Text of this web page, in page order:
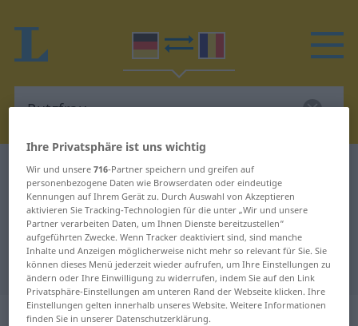
Deutsch-Rumänisch Wörterbuch Putzfrau
Deutsch-Rumänisch Übersetzung
für "Putzfrau"
"Putzfrau" Rumänisch Übersetzung
„Putzfrau“: Femininum
Ihre Privatsphäre ist uns wichtig
Wir und unsere716-Partner speichern und greifen auf
personenbezogene Daten wie Browserdaten oder eindeutige
Kennungen auf Ihrem Gerät zu. Durch Auswahl von Akzeptieren
aktivieren Sie Tracking-Technologien für die unter „Wir und unsere
Partner verarbeiten Daten, um Ihnen Dienste bereitzustellen“
aufgeführten Zwecke. Wenn Tracker deaktiviert sind, sind manche
Inhalte und Anzeigen möglicherweise nicht mehr so relevant für Sie. Sie
können dieses Menü jederzeit wieder aufrufen, um Ihre Einstellungen zu
ändern oder Ihre Einwilligung zu widerrufen, indem Sie auf den Link
Privatsphäre-Einstellungen am unteren Rand der Webseite klicken. Ihre
Einstellungen gelten innerhalb unseres Website. Weitere Informationen
finden Sie in unserer Datenschutzerklärung.